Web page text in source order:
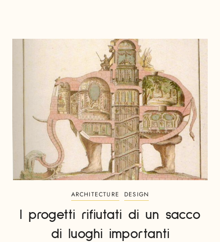
ARCHITECTURE DESIGN
I progetti rifiutati di un sacco
di luoghi importanti